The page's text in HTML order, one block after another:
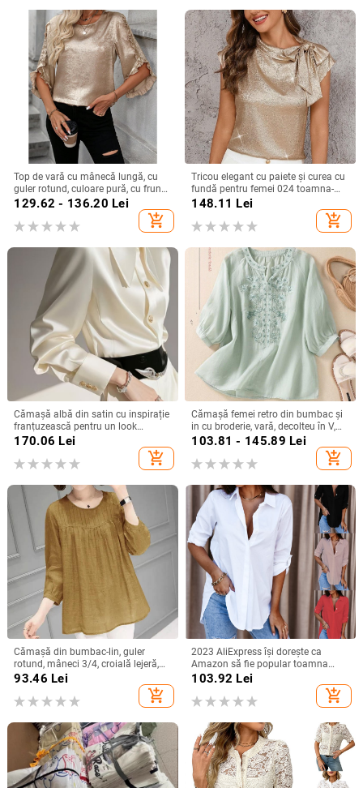
Top de vară cu mânecă lungă, cu
guler rotund, culoare pură, cu frunze
de lotus, pentru femei, stil simplu,
Amazon, export transfrontalier
european și american, 2025
129.62 - 136.20 Lei
add_shopping_cart
Tricou elegant cu paiete și curea cu
fundă pentru femei 024 toamna-
iarna nou, mânecă zburătoare,
148.11 Lei
add_shopping_cart
Cămașă albă din satin cu inspirație
franțuzească pentru un look
elegant la birou
170.06 Lei
add_shopping_cart
Cămașă femei retro din bumbac și
in cu broderie, vară, decolteu în V,
croială lejeră, culoare solidă,
103.81 - 145.89 Lei
add_shopping_cart
Cămașă din bumbac-lin, guler
rotund, mâneci 3/4, croială lejeră,
stil urban de relaxare
93.46 Lei
add_shopping_cart
2023 AliExpress își dorește ca
Amazon să fie popular toamna
anului 2023, cămașă simplă cu
mânecă lungă și decolteu în V
pentru femei, cămașă pentru femei
103.92 Lei
add_shopping_cart